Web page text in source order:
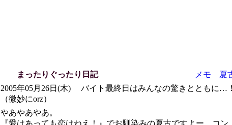
まったりぐったり日記 メモ
夏
2005年05月26日(木) バイト最終日はみんなの驚きとともに…！
（微妙にorz）
やあやあやあ。
『愛はあっても恋はねえ！』でお馴染みの夏古ですよー。コン